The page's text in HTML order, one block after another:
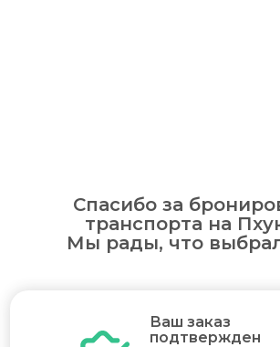
Спасибо за
транспорта на
Мы рады, что
Ваш заказ
подтвержден